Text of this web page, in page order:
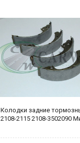
Колодки задние
2108-2115 2108-3502090